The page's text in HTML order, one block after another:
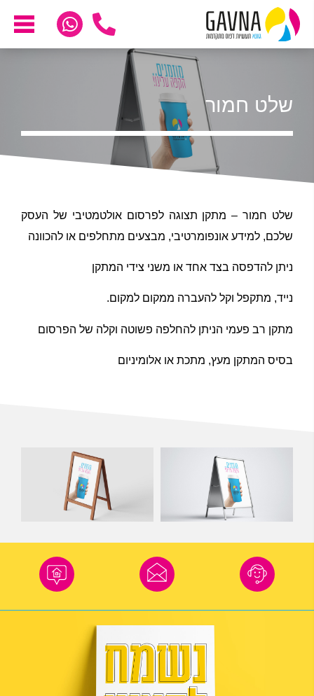
שלט חמור
שלט חמור – מתקן תצוגה לפרסום אולטמטיבי של העסק
שלכם, למידע אונפומרטיבי, מבצעים מתחלפים או להכוונה
ניתן להדפסה בצד אחד או משני צידי המתקן
נייד, מתקפל וקל להעברה ממקום למקום.
מתקן רב פעמי הניתן להחלפה פשוטה וקלה של הפרסום
בסיס המתקן מעץ, מתכת או אלומיניום